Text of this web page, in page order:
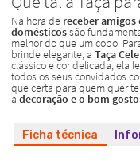
Ficha técnica